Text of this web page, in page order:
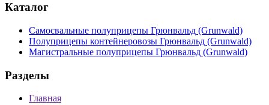
Каталог
Самосвальные полуприцепы Грюнвальд (Grunwald)
Полуприцепы контейнеровозы Грюнвальд (Grunwald)
Магистральные полуприцепы Грюнвальд (Grunwald)
Разделы
Главная